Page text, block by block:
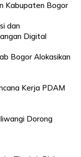
Kabupaten Bogor
dan
Digital
Bogor Alokasikan
Kerja PDAM
Dorong